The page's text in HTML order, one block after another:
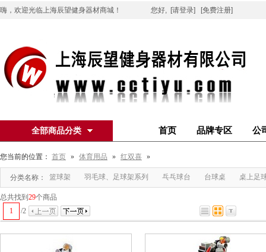
嗨，欢迎光临上海辰望健身器材商城！ 您好, [请登录] [免费注册]
全部商品分类 首页 品牌专区 公
您当前的位置： 首页 » 体育用品 » 红双喜 »
分类名称： 篮球架 羽毛球、足球架系列 乓乓球台 台球桌 桌上足
总共找到 29个商品
1
/2